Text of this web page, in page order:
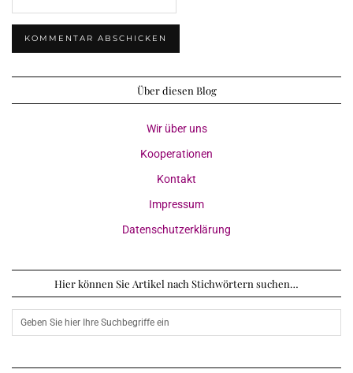
Über diesen Blog
Wir über uns
Kooperationen
Kontakt
Impressum
Datenschutzerklärung
Hier können Sie Artikel nach Stichwörtern suchen…